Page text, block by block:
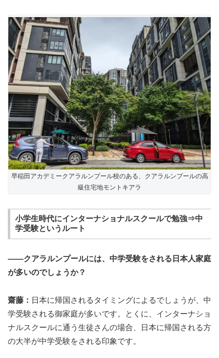
早稲田アカデミークアラルンプール校のある、クアラルンプールの高
級住宅地モントキアラ
小学生時代にインターナショナルスクールで勉強⇒中
学受験というルート
――クアラルンプールには、中学受験をされる日本人家庭
が多いのでしょうか？
齋藤： 日本に帰国されるタイミングによるでしょうが、中
学受験される御家庭が多いです。とくに、インターナショ
ナルスクールに通う生徒さんの場合、日本に帰国される方
の大半が中学受験をされる印象です。